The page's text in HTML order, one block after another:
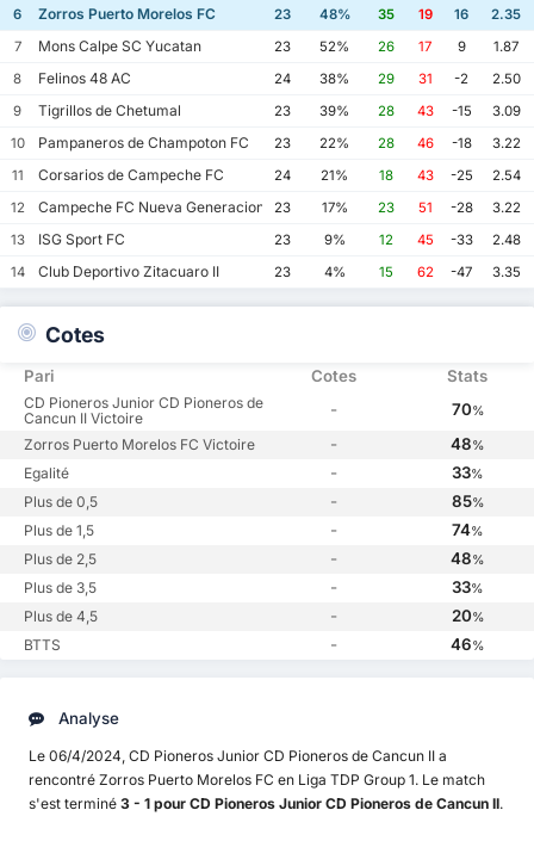
6
Zorros Puerto Morelos FC 23 48% 35 19 16
2.35
7
Mons Calpe SC Yucatan 23 52% 26 17 9
1.87
8
Felinos 48 AC 24 38% 29 31 -2
2.50
9
Tigrillos de Chetumal 23 39% 28 43 -15
3.09
10
Pampaneros de Champoton FC 23 22% 28 46 -18
3.22
11
Corsarios de Campeche FC 24 21% 18 43 -25
2.54
12
Campeche FC Nueva Generacion 23 17% 23 51 -28
3.22
13
ISG Sport FC 23 9% 12 45 -33
2.48
14
Club Deportivo Zitacuaro II 23 4% 15 62 -47 3.35
Cotes
Pari Cotes Stats
CD Pioneros Junior CD Pioneros de
Cancun II Victoire
- 70%
Zorros Puerto Morelos FC Victoire - 48%
Egalité - 33%
Plus de 0,5 - 85%
Plus de 1,5 - 74%
Plus de 2,5 - 48%
Plus de 3,5 - 33%
Plus de 4,5 - 20%
BTTS - 46%
Analyse
Le 06/4/2024, CD Pioneros Junior CD Pioneros de Cancun II a
rencontré Zorros Puerto Morelos FC en Liga TDP Group 1. Le match
s'est terminé 3 - 1 pour CD Pioneros Junior CD Pioneros de Cancun II.